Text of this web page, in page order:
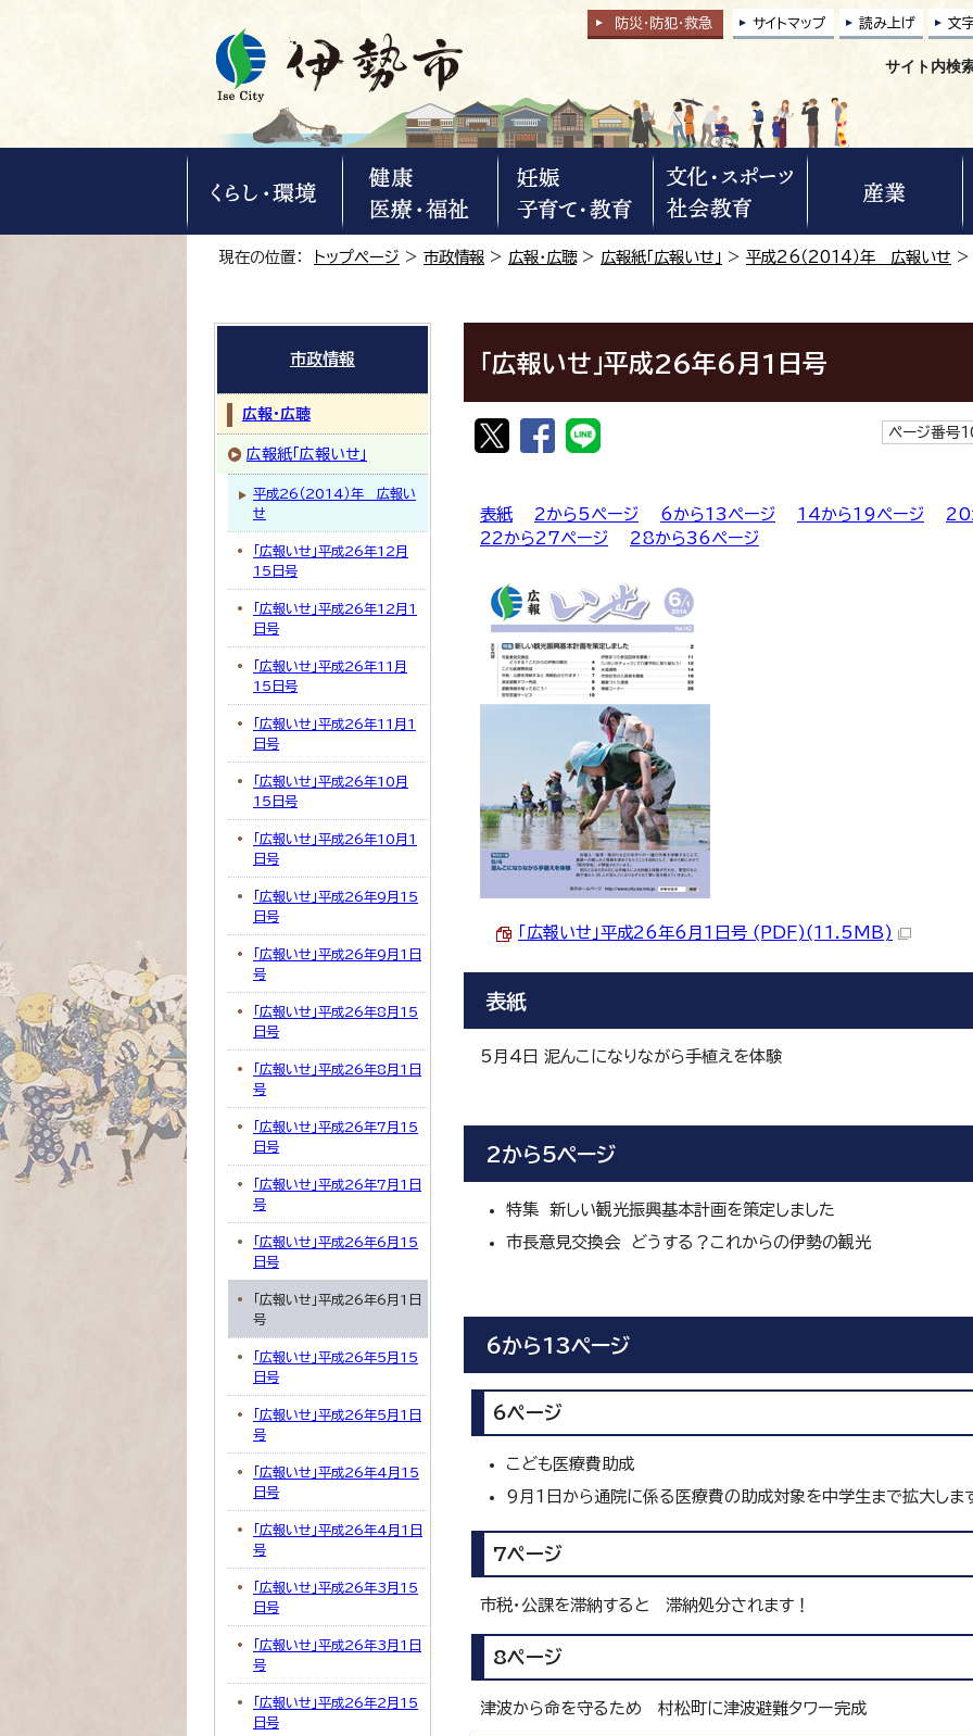
防災・防犯・救急 サイトマップ 読み上げ 文
サイト内検
現在の位置： トップページ > 市政情報 > 広報・広聴> 広報紙「広報いせ」 > 平成26（2014）年 広報いせ >
「広報いせ」平成26年6月1日号
ページ番
表紙 2から5ページ 6から13ページ 14から19ページ
20
22から27ページ
28から36ページ
「広報いせ」平成26年6月1日号 (PDF)(11.5MB)
表紙
5月4日 泥んこになりながら手植えを体験
2から5ページ
特集 新しい観光振興基本計画を策定しました
市長意見交換会 どうする？これからの伊勢の観光
6から13ページ
6ページ
こども医療費助成
9月1日から通院に係る医療費の助成対象を中学生まで拡大しま
7ページ
市税・公課を滞納すると 滞納処分されます！
8ページ
津波から命を守るため 村松町に津波避難タワー完成
市政情報
広報・広聴
広報紙「広報いせ」
平成26（2014）年 広報い
せ
「広報いせ」平成26年12月
15日号
「広報いせ」平成26年12月1
日号
「広報いせ」平成26年11月
15日号
「広報いせ」平成26年11月1
日号
「広報いせ」平成26年10月
15日号
「広報いせ」平成26年10月1
日号
「広報いせ」平成26年9月15
日号
「広報いせ」平成26年9月1日
号
「広報いせ」平成26年8月15
日号
「広報いせ」平成26年8月1日
号
「広報いせ」平成26年7月15
日号
「広報いせ」平成26年7月1日
号
「広報いせ」平成26年6月15
日号
「広報いせ」平成26年6月1日
号
「広報いせ」平成26年5月15
日号
「広報いせ」平成26年5月1日
号
「広報いせ」平成26年4月15
日号
「広報いせ」平成26年4月1日
号
「広報いせ」平成26年3月15
日号
「広報いせ」平成26年3月1日
号
「広報いせ」平成26年2月15
日号